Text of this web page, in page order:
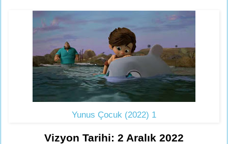
Yunus Çocuk (2022) 1
Vizyon Tarihi: 2 Aralık 2022